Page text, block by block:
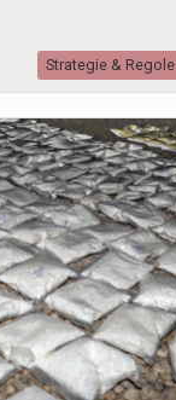
Strategie & Regole